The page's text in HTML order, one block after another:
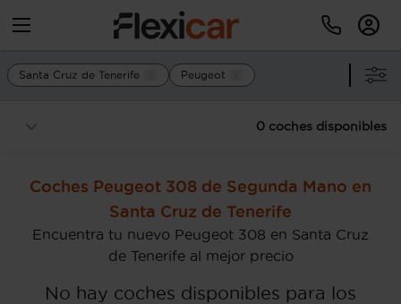
Santa Cruz de Tenerife Peugeot
0 coches disponibles
Coches Peugeot 308 de Segunda Mano en
Santa Cruz de Tenerife
Encuentra tu nuevo Peugeot 308 en Santa Cruz
de Tenerife al mejor precio
No hay coches disponibles para los